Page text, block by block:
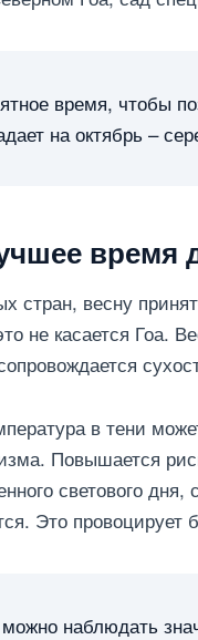
время, чтобы
на октябрь –
время
стран, весну
не касается Гоа.
в тени
Повышается
светового
Это
наблюдать